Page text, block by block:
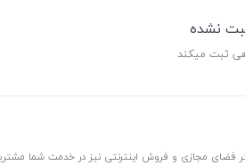
نشده
ثبت میکند
فضای مجازی و فروش اینترنتی نیز در خدمت شما